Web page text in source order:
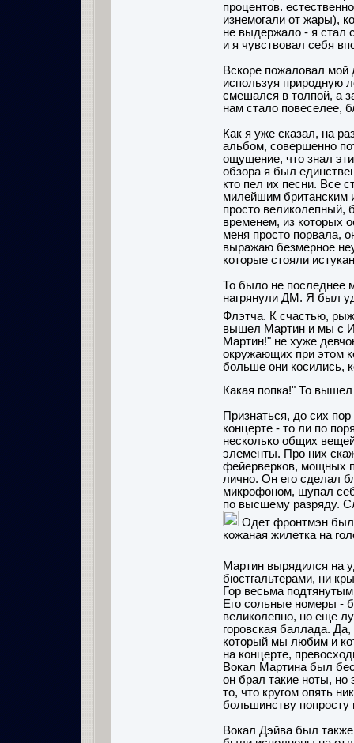
процентов.
изнемогали от жары),
не выдержало - я стал
и я чувствовал себя
Вскоре пожаловал мой
используя природную
смешался в толпой, а
нам стало повеселее,
Как я уже сказал, на
альбом, совершенно
ощущение, что знал
обзора я был
кто пел их песни. Все
милейшим британским
просто великолепный,
временем, из которых
меня просто порвала,
выражаю безмерное
которые стояли
То было не последнее
нагрянули ДМ. Я был
Флэтча. К счастью,
вышел Мартин и мы с
Мартин!" не хуже
окружающих при этом
больше они косились,
Какая попка!" То
Признаться, до сих
концерте - то ли по
несколько общих
элементы. Про них
фейерверков, мощных
лично. Он его сделал
микрофоном, щупал
по высшему разряду.
Одет фронтмэн был
кожаная жилетка на
Мартин вырядился на
бюстгальтерами, ни
Гор весьма
Его сольные номеры -
великолепно, но еще
горовская баллада.
который мы любим и
на концерте,
Вокал Мартина был
он брал такие ноты, но
то, что кругом опять
большинству попросту
Вокал Дэйва был